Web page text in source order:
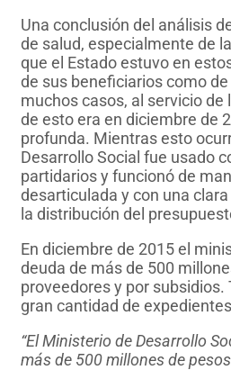
Una conclusión del análisis
de salud, especialmente de
que el Estado estuvo en
de sus beneficiarios como de
muchos casos, al servicio de
de esto era en diciembre de
profunda. Mientras esto
Desarrollo Social fue usado
partidarios y funcionó de
desarticulada y con una
la distribución del
En diciembre de 2015 el
deuda de más de 500
proveedores y por subsidios.
gran cantidad de
“El Ministerio de Desarrollo
más de 500 millones